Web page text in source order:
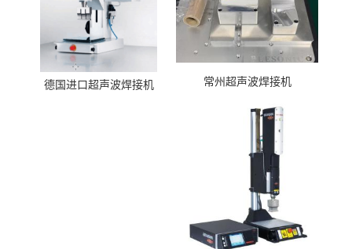
德国进口超声波焊接机 常州超声波焊接机